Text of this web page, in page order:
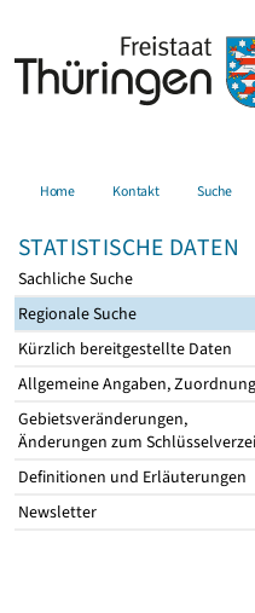
Home Kontakt Suche
STATISTISCHE DATEN
Sachliche Suche
Regionale Suche
Kürzlich bereitgestellte Daten
Allgemeine Angaben,
Gebietsveränderungen,
Änderungen zum
Definitionen und Erläuterungen
Newsletter